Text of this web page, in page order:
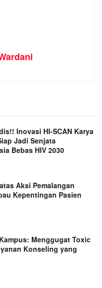
Inovasi HI-SCAN Karya
Jadi Senjata
Bebas HIV 2030
Aksi Pemalangan
Kepentingan Pasien
Menggugat Toxic
Konseling yang